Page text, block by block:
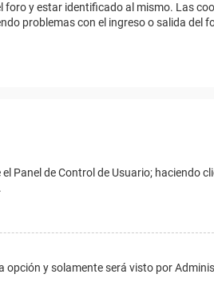
y estar identificado al mismo. Las
problemas con el ingreso o salida del
Panel de Control de Usuario; haciendo
opción y solamente será visto por